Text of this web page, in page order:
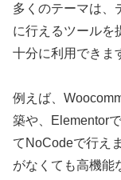
多くのテーマは、
に行えるツールを
十分に利用できま
例えば、
築や、Elementor
てNoCodeで行え
がなくても高機能